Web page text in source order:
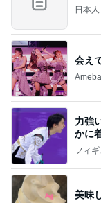
日本人
会え
力強
かに
なす
フィ
美味